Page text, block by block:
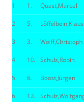
1 1. Quast,Marcel
2 5. Löffelbein,Klaus
3 3. Wolff,Christoph
4 10. Schulz,Robin
5 6. Boost,Jürgen
6 12.